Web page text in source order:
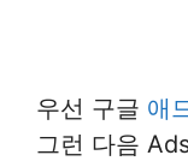
우선 구글 애
그런 다음